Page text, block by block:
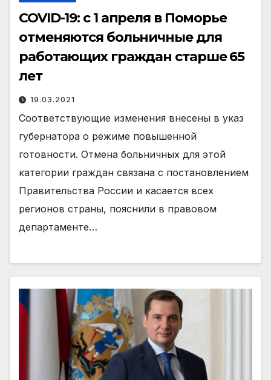
COVID-19: c 1 апреля в Поморье
отменяются больничные для
работающих граждан старше 65
лет
19.03.2021
Соответствующие изменения внесены в указ
губернатора о режиме повышенной
готовности. Отмена больничных для этой
категории граждан связана с постановлением
Правительства России и касается всех
регионов страны, пояснили в правовом
департаменте…